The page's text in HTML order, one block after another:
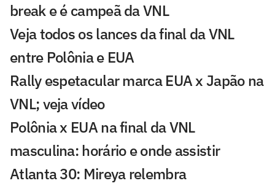
break e é campeã da VNL
Veja todos os lances da final da VNL
entre Polônia e EUA
Rally espetacular marca EUA x Japão na
VNL; veja vídeo
Polônia x EUA na final da VNL
masculina: horário e onde assistir
Atlanta 30: Mireya relembra